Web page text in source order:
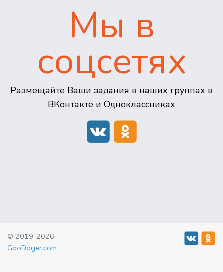
Мы в
соцсетях
Размещайте Ваши задания в наших группах в
ВКонтакте и Одноклассниках
© 2019-2026
GooDoger.com